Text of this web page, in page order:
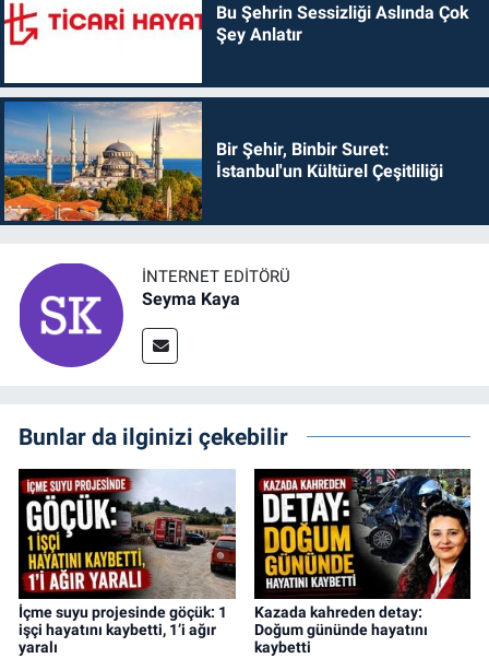
Bu Şehrin Sessizliği Aslında Çok
Şey Anlatır
Bir Şehir, Binbir Suret:
İstanbul'un Kültürel Çeşitliliği
İNTERNET EDITÖRÜ
Seyma Kaya
Bunlar da ilginizi çekebilir
İçme suyu projesinde göçük: 1
işçi hayatını kaybetti, 1’i ağır
yaralı
Kazada kahreden detay:
Doğum gününde hayatını
kaybetti